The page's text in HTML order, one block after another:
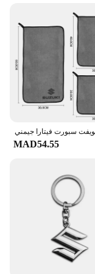
the driver's
compact size
space, offering
within reach.
ensures that it
your vehicle,
handling on
navigating
inclines, this
stability and
adventure.
The Suzuki
piece of
caters to a
nature makes
and
looking to
for your
seeking to
center console
MAD54.55